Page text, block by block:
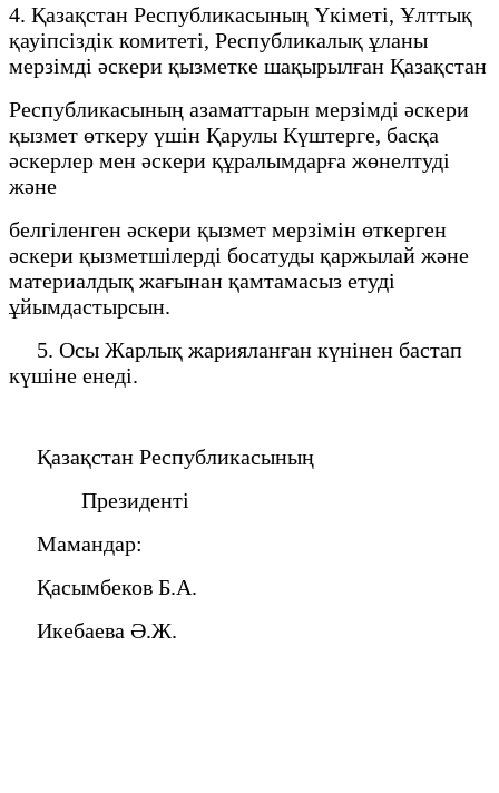
4. Қазақстан Республикасының Үкіметі, Ұлттық
қауіпсіздік комитеті, Республикалық ұланы
мерзімді әскери қызметке шақырылған Қазақстан
Республикасының азаматтарын мерзімді әскери
қызмет өткеру үшін Қарулы Күштерге, басқа
әскерлер мен әскери құралымдарға жөнелтуді
және
белгіленген әскери қызмет мерзімін өткерген
әскери қызметшілерді босатуды қаржылай және
материалдық жағынан қамтамасыз етуді
ұйымдастырсын.
5. Осы Жарлық жарияланған күнінен бастап
күшіне енеді.
Қазақстан Республикасының
Президенті
Мамандар:
Қасымбеков Б.А.
Икебаева Ә.Ж.